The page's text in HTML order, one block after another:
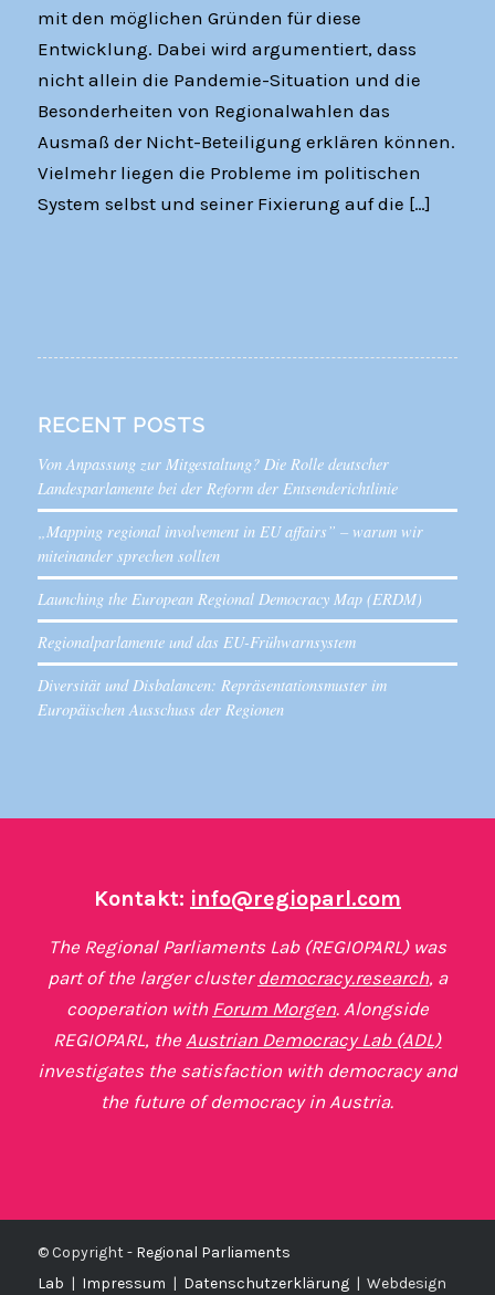
mit den möglichen Gründen für diese
Entwicklung. Dabei wird argumentiert, dass
nicht allein die Pandemie-Situation und die
Besonderheiten von Regionalwahlen das
Ausmaß der Nicht-Beteiligung erklären können.
Vielmehr liegen die Probleme im politischen
System selbst und seiner Fixierung auf die […]
RECENT POSTS
Von Anpassung zur Mitgestaltung? Die Rolle deutscher
Landesparlamente bei der Reform der Entsenderichtlinie
„Mapping regional involvement in EU affairs” – warum wir
miteinander sprechen sollten
Launching the European Regional Democracy Map (ERDM)
Regionalparlamente und das EU-Frühwarnsystem
Diversität und Disbalancen: Repräsentationsmuster im
Europäischen Ausschuss der Regionen
Kontakt: info@regioparl.com
The Regional Parliaments Lab (REGIOPARL) was
part of the larger clusterdemocracy.research, a
cooperation with Forum Morgen. Alongside
REGIOPARL, the Austrian Democracy Lab (ADL)
investigates the satisfaction with democracy and
the future of democracy in Austria.
© Copyright - Regional Parliaments
Lab | Impressum | Datenschutzerklärung| Webdesign